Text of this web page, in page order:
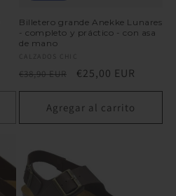
Billetero grande Anekke Lunares
- completo y práctico - con asa
de mano
Proveedor:
CALZADOS CHIC
Precio
habitual
€38,90 EUR
Precio
de
oferta
€25,00 EUR
Agregar al carrito